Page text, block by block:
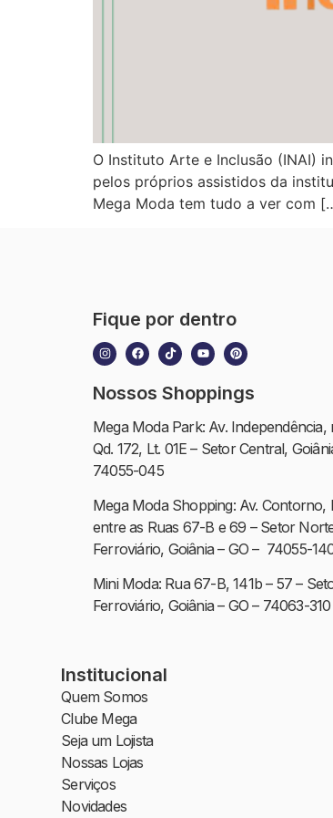
O Instituto Arte e Inclusão (INAI)
pelos próprios assistidos da
Mega Moda tem tudo a ver com
Fique por dentro
Nossos Shoppings
Mega Moda Park: Av. Independência,
Qd. 172, Lt. 01E – Setor Central,
74055-045
Mega Moda Shopping: Av. Contorno,
entre as Ruas 67-B e 69 – Setor
Ferroviário, Goiânia – GO – 74055-
Mini Moda: Rua 67-B, 141b – 57 –
Ferroviário, Goiânia – GO – 74063-310
Institucional
Quem Somos
Clube Mega
Seja um Lojista
Nossas Lojas
Serviços
Novidades